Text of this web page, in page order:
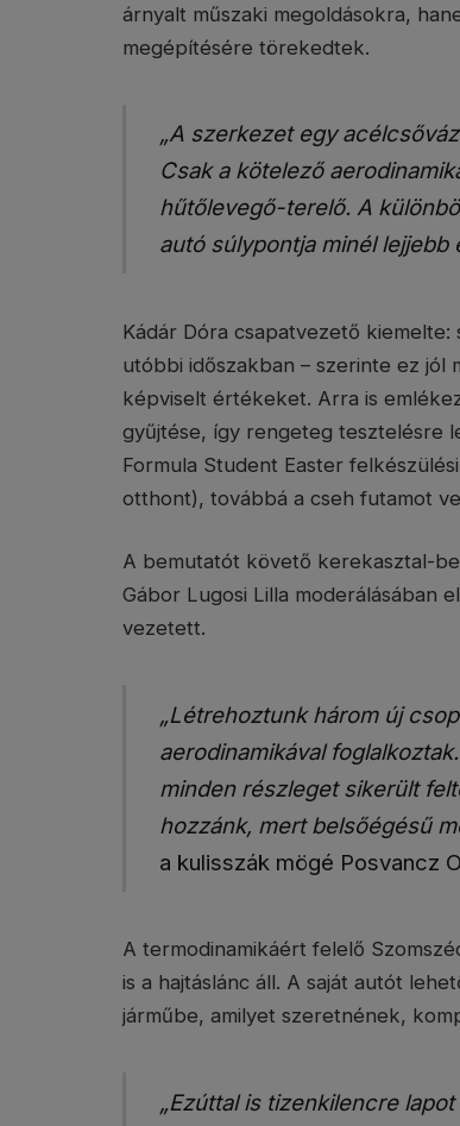
árnyalt műszaki megoldásokra,
megépítésére törekedtek.
„A szerkezet egy
Csak a kötelező
hűtőlevegő-terelő. A
autó súlypontja minél lejjebb
Kádár Dóra csapatvezető
utóbbi időszakban – szerinte ez jól
képviselt értékeket. Arra is
gyűjtése, így rengeteg tesztelésre
Formula Student Easter
otthont), továbbá a cseh futamot
A bemutatót követő kerekasztal-
Gábor Lugosi Lilla moderálásában
vezetett.
„Létrehoztunk három új
aerodinamikával
minden részleget sikerült
hozzánk, mert belsőégésű
a kulisszák mögé Posvancz
A termodinamikáért felelő
is a hajtáslánc áll. A saját autót
járműbe, amilyet szeretnének,
„Ezúttal is tizenkilencre